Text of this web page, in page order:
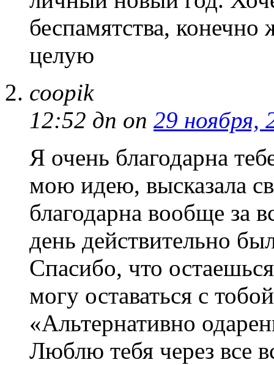
беспамятства,
целую
coopik
12:52 дп on 29 ноября,
Я очень благодарна
мою идею, высказала
благодарна вообще за
день действительно
Спасибо, что
могу оставаться с
«Альтернативно
Люблю тебя через все